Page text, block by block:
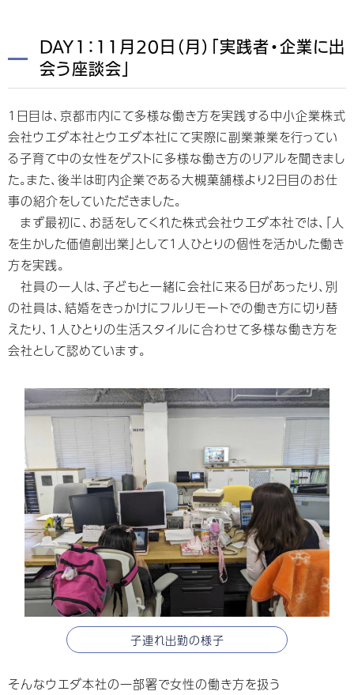
DAY1：11月20日（月）「実践者・企業に出
会う座談会」
1日目は、京都市内にて多様な働き方を実践する中小企業株式
会社ウエダ本社とウエダ本社にて実際に副業兼業を行ってい
る子育て中の女性をゲストに多様な働き方のリアルを聞きまし
た。また、後半は町内企業である大槻菓舗様より2日目のお仕
事の紹介をしていただきました。
まず最初に、お話をしてくれた株式会社ウエダ本社では、「人
を生かした価値創出業」として1人ひとりの個性を活かした働き
方を実践。
社員の一人は、子どもと一緒に会社に来る日があったり、別
の社員は、結婚をきっかけにフルリモートでの働き方に切り替
えたり、1人ひとりの生活スタイルに合わせて多様な働き方を
会社として認めています。
子連れ出勤の様子
そんなウエダ本社の一部署で女性の働き方を扱う